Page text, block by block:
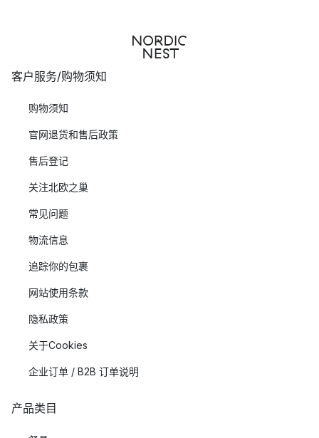
客户服务/购物须知
购物须知
官网退货和售后政策
售后登记
关注北欧之巢
常见问题
物流信息
追踪你的包裹
网站使用条款
隐私政策
关于Cookies
企业订单 / B2B 订单说明
产品类目